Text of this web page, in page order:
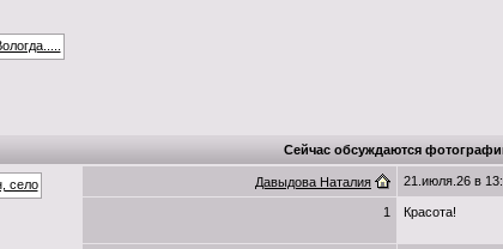
Сейчас обсуждаются
Давыдова Наталия 21.июля.26 в
1 Красота!